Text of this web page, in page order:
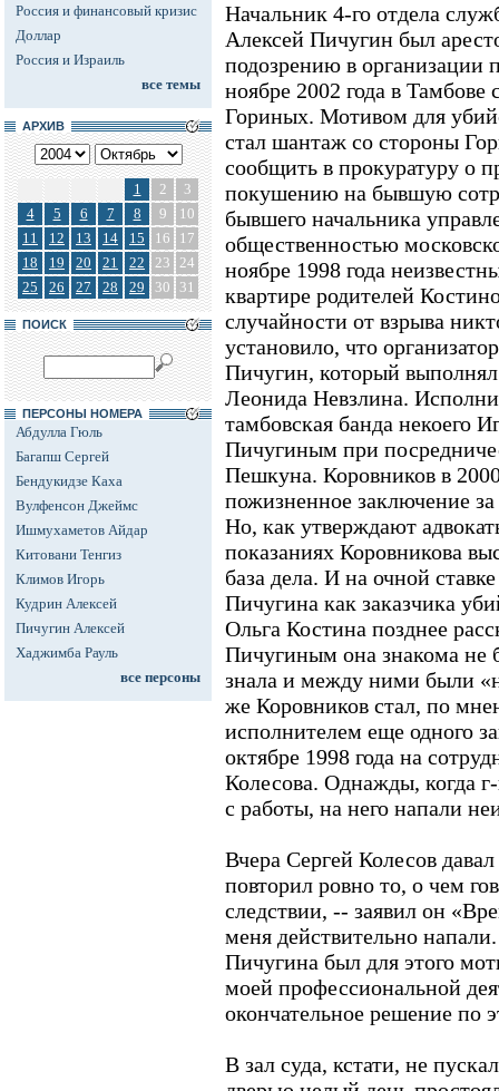
Россия и финансовый кризис
Доллар
Россия и Израиль
все темы
АРХИВ
1 2
3
4
5 6 7 8 9
10
11
12 13 14 15 16
17
18
19 20 21 22 23 24
25
26 27 28 29 30 31
ПОИСК
ПЕРСОНЫ НОМЕРА
Абдулла Гюль
Багапш Сергей
Бендукидзе Каха
Вулфенсон Джеймс
Ишмухаметов Айдар
Китовани Тенгиз
Климов Игорь
Кудрин Алексей
Пичугин Алексей
Хаджимба Рауль
все персоны
Начальник 4-го отдела
Алексей Пичугин был
подозрению в организации
ноябре 2002 года в Тамбове
Гориных. Мотивом для
стал шантаж со стороны
сообщить в прокуратуру о
покушению на бывшую
бывшего начальника
общественностью
ноябре 1998 года
квартире родителей
случайности от взрыва
установило, что
Пичугин, который выполнял
Леонида Невзлина.
тамбовская банда некоего
Пичугиным при
Пешкуна. Коровников в
пожизненное заключение
Но, как утверждают
показаниях Коровникова
база дела. И на очной
Пичугина как заказчика
Ольга Костина позднее
Пичугиным она знакома не
знала и между ними были
же Коровников стал, по
исполнителем еще одного
октябре 1998 года на
Колесова. Однажды, когда
с работы, на него напали
Вчера Сергей Колесов
повторил ровно то, о чем
следствии, -- заявил он
меня действительно
Пичугина был для этого
моей профессиональной
окончательное решение по
В зал суда, кстати, не